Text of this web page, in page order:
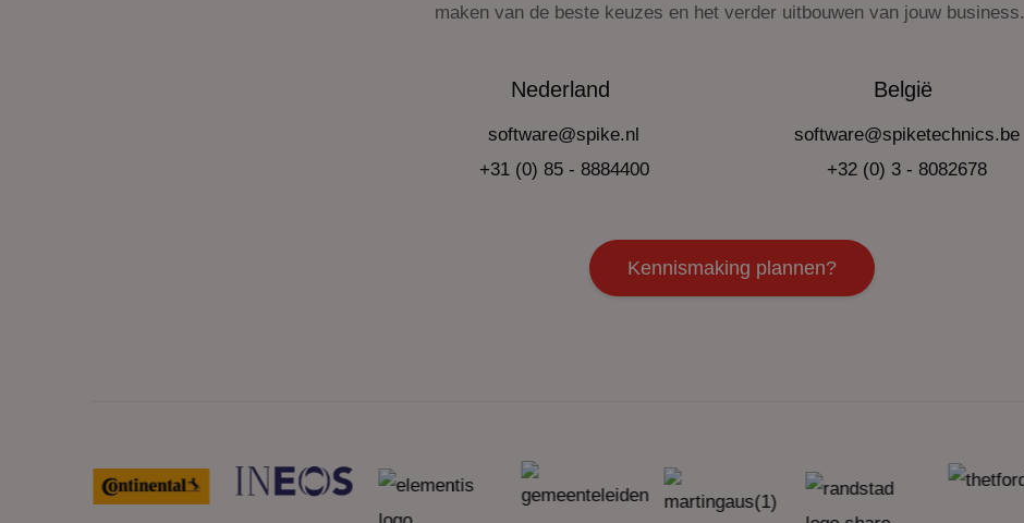
maken van de beste keuzes en het verder uitbouwen van jouw business.
Nederland
software@spike.nl
+31 (0) 85 - 8884400
België
software@spiketechnics.be
+32 (0) 3 - 8082678
Kennismaking plannen?